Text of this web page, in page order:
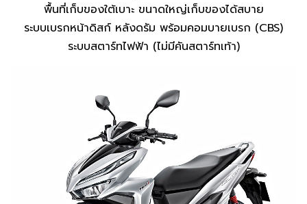
พื้นที่เก็บของใต้เบาะ ขนาดใหญ่เก็บของได้สบาย
ระบบเบรกหน้าดิสก์ หลังดรัม พร้อมคอมบายเบรก (CBS)
ระบบสตาร์ทไฟฟ้า (ไม่มีคันสตาร์ทเท้า)